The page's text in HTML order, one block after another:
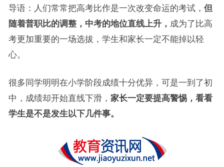
导语：人们常常把高考比作是一次改变命运的考试， 但
随着普职比的调整，中考的地位直线上升， 成为了比高
考更加重要的一场选拔，学生和家长一定不能掉以轻
心。
很多同学明明在小学阶段成绩十分优异，可是一到了初
中，成绩却开始直线下滑， 家长一定要提高警惕，看看
学生是不是发生以下几件事。